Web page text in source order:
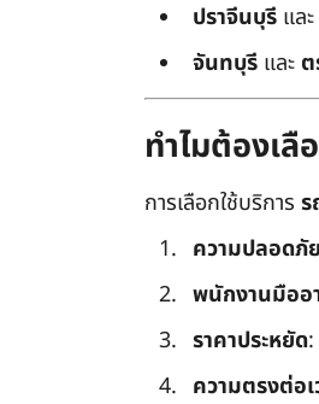
ปราจีนบุรี และ
จันทบุรี และ
ทำไมต้องเ
การเลือกใช้บริการ ร
ความปลอดภั
พนักงานมืออ
ราคาประหยัด
ความตรงต่อเ